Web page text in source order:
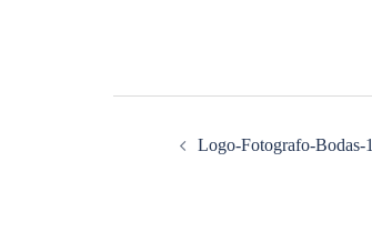
Logo-Fotografo-Bodas-1